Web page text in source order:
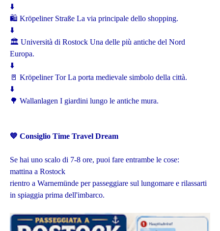
⬇️
🛍️ Kröpeliner Straße La via principale dello shopping.
⬇️
🏛️ Università di Rostock Una delle più antiche del Nord
Europa.
⬇️
🚪 Kröpeliner Tor La porta medievale simbolo della città.
⬇️
🌳 Wallanlagen I giardini lungo le antiche mura.
💙 Consiglio Time Travel Dream
Se hai uno scalo di 7-8 ore, puoi fare entrambe le cose:
mattina a Rostock
rientro a Warnemünde per passeggiare sul lungomare e rilassarti
in spiaggia prima dell'imbarco.